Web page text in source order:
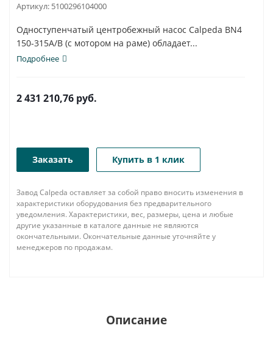
Артикул: 5100296104000
Одноступенчатый центробежный насос Calpeda BN4
150-315A/B (с мотором на раме) обладает...
Подробнее
2 431 210,76 руб.
Заказать Купить в 1 клик
Завод Calpeda оставляет за собой право вносить изменения в
характеристики оборудования без предварительного
уведомления. Характеристики, вес, размеры, цена и любые
другие указанные в каталоге данные не являются
окончательными. Окончательные данные уточняйте у
менеджеров по продажам.
Описание